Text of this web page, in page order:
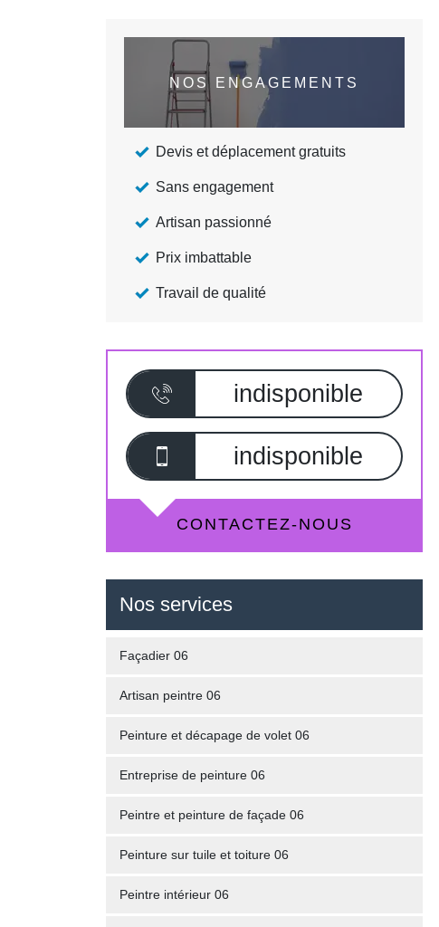
NOS ENGAGEMENTS
Devis et déplacement gratuits
Sans engagement
Artisan passionné
Prix imbattable
Travail de qualité
indisponible
indisponible
CONTACTEZ-NOUS
Nos services
Façadier 06
Artisan peintre 06
Peinture et décapage de volet 06
Entreprise de peinture 06
Peintre et peinture de façade 06
Peinture sur tuile et toiture 06
Peintre intérieur 06